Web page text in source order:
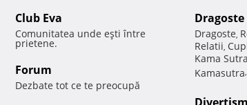
Club Eva
Comunitatea unde eşti între
prietene.
Forum
Dezbate tot ce te preocupă
Dragoste
Dragoste,
Relatii,
Kama Sutra
Kamasutra,